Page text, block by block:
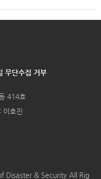
무단수집 거부
414호
호진
Disaster & Security All Rig